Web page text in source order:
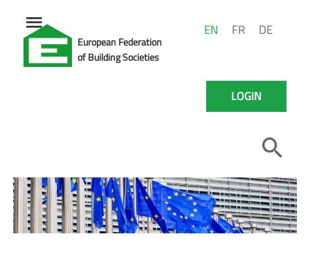
European Federation
of Building Societies
EN FR DE
LOGIN